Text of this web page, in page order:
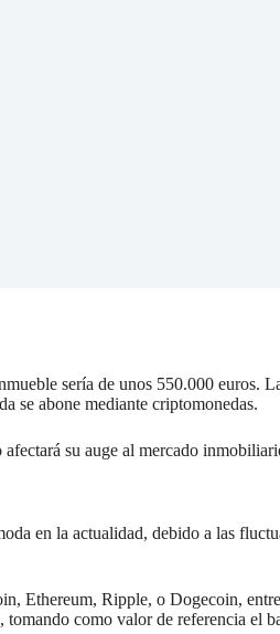
sería de unos 550.000 euros.
se abone mediante criptomonedas.
su auge al mercado
en la actualidad, debido a las
Ethereum, Ripple, o Dogecoin,
como valor de referencia el